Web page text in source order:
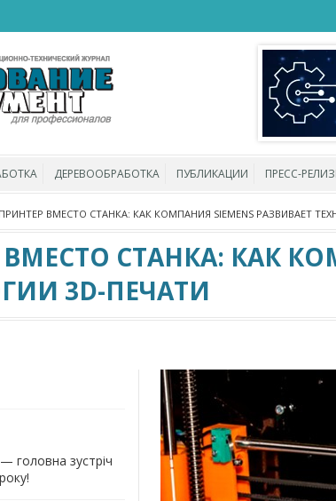
ДЕРЕВООБРАБОТКА ПУБЛИКАЦИИ ПРЕСС-
ПРИНТЕР ВМЕСТО СТАНКА: КАК КОМПАНИЯ SIEMENS РАЗВИВАЕТ
СТАНКА: КАК
3D-ПЕЧАТИ
головна зустріч